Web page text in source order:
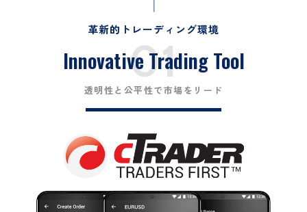
革新的トレーディング環境
01
Innovative Trading Tool
透明性と公平性で市場をリード